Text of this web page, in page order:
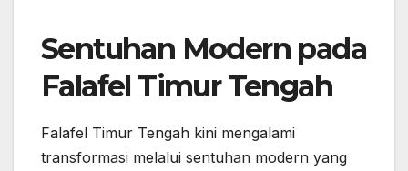
Sentuhan Modern pada
Falafel Timur Tengah
Falafel Timur Tengah kini mengalami
transformasi melalui sentuhan modern yang